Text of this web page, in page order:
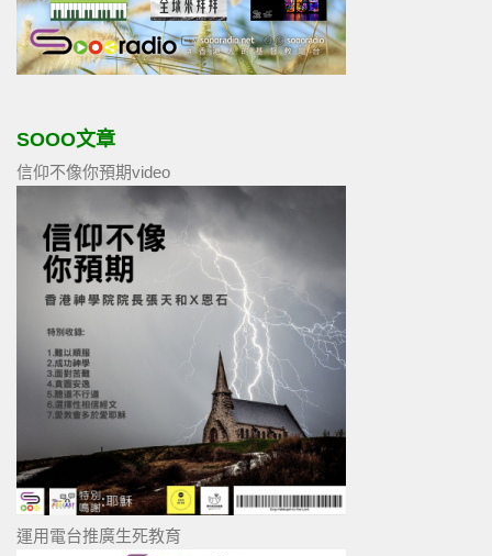
SOOO文章
信仰不像你預期video
運用電台推廣生死教育